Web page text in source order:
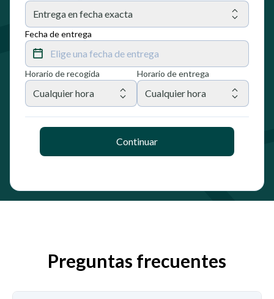
Entrega en fecha exacta
Fecha de entrega
Elige una fecha de entrega
Horario de recogida
Cualquier hora
Horario de entrega
Cualquier hora
Continuar
Preguntas frecuentes